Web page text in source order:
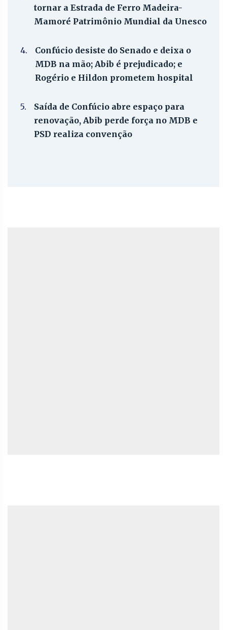
tornar a Estrada de Ferro Madeira-
Mamoré Patrimônio Mundial da Unesco
4.
Confúcio desiste do Senado e deixa o
MDB na mão; Abib é prejudicado; e
Rogério e Hildon prometem hospital
5.
Saída de Confúcio abre espaço para
renovação, Abib perde força no MDB e
PSD realiza convenção